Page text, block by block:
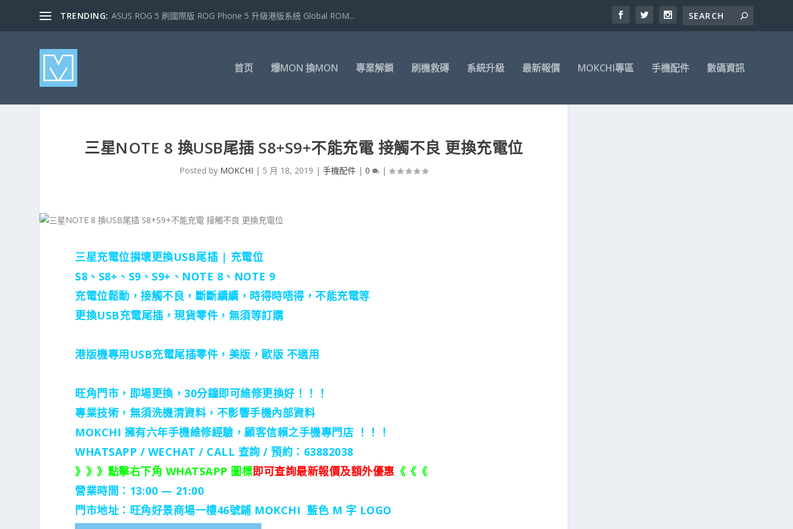
TRENDING: ASUS ROG 5 刷國際版 ROG Phone 5 升級港版系統 Global ROM...
首页 爆MON 換MON 專業解鎖 刷機救磚 系統升級 最新報價 MOKCHI專區 手機配件 數碼資訊
三星NOTE 8 換USB尾插 S8+S9+不能充電 接觸不良 更換充電位
Posted by MOKCHI | 5 月 18, 2019 |手機配件 |0 |
三星充電位損壞更換USB尾插 | 充電位
S8、S8+、S9、S9+、NOTE 8、NOTE 9
充電位鬆動，接觸不良，斷斷續續，時得時唔得，不能充電等
更換USB充電尾插，現貨零件，無須等訂購
港版機專用USB充電尾插零件，美版，歐版 不適用
旺角門市，即場更換，30分鐘即可維修更換好！！！
專業技術，無須洗機清資料，不影響手機內部資料
MOKCHI 擁有六年手機維修經驗，顧客信賴之手機專門店 ！！！
WHATSAPP / WECHAT / CALL 查詢 / 預約：63882038
》》》點擊右下角 WHATSAPP 圖標即可查詢最新報價及額外優惠 《《《
營業時間：13:00 — 21:00
門市地址： 旺角好景商場一樓46號鋪 MOKCHI 藍色 M 字 LOGO